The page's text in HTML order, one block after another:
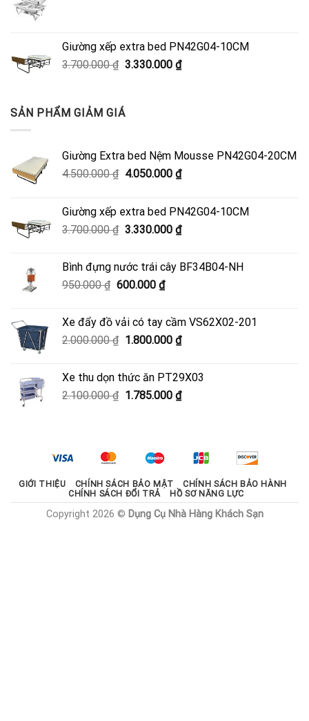
Giường xếp extra bed PN42G04-10CM
3.700.000₫ Giá
3.700.000 ₫.
3.330.000 ₫Giá
SẢN PHẨM GIẢM GIÁ
Giường Extra bed Nệm Mousse PN42G04-20CM
4.500.000₫ Giá
4.500.000 ₫.
4.050.000 ₫Giá
là:
4.050.000 ₫.
Giường xếp extra bed PN42G04-10CM
3.700.000₫ Giá
3.700.000 ₫.
3.330.000 ₫Giá
là:
Bình đựng nước trái cây BF34B04-NH
950.000₫ Giá
950.000 ₫.
600.000 ₫Giá
là:
600.000 ₫.
Xe đẩy đồ vải có tay cầm VS62X02-201
2.000.000₫ Giá
2.000.000 ₫.
1.800.000 ₫Giá
là:
1.800.000 ₫.
Xe thu dọn thức ăn PT29X03
2.100.000₫ Giá
1.785.000 ₫Giá
1.785.000 ₫.
GIỚI THIỆU CHÍNH SÁCH BẢO MẬT
CHÍNH SÁCH BẢO HÀNH
CHÍNH SÁCH ĐỔI TRẢ
HỒ SƠ NĂNG LỰC
Copyright 2026 © Dụng Cụ Nhà Hàng Khách Sạn